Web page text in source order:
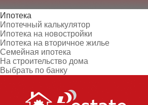
Ипотека
Ипотечный калькулятор
Ипотека на новостройки
Ипотека на вторичное жилье
Семейная ипотека
На строительство дома
Выбрать по банку